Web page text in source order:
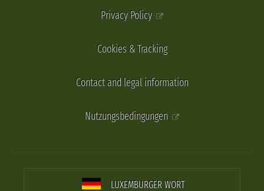
Privacy Policy
Cookies & Tracking
Contact and legal information
Nutzungsbedingungen
LUXEMBURGER WORT